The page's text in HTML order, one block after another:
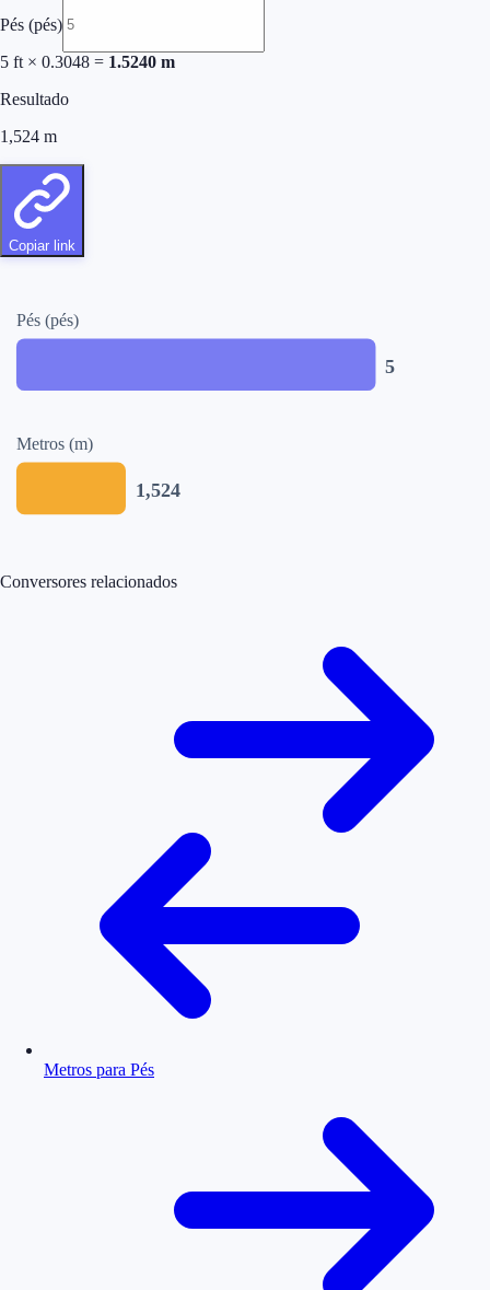
Pés (pés)
5 ft × 0.3048 = 1.5240 m
Resultado
1,524 m
Copiar link
Pés (pés)
5
Metros (m)
1,524
Conversores relacionados
Metros para Pés